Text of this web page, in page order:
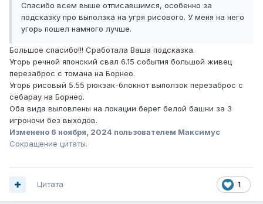
Спасибо всем выше отписавшимся, особенно за
подсказку про выползка на угря рисового. У меня на него
угорь пошел намного лучше.
Большое спасибо!!! Сработала Ваша подсказка.
Угорь речной японский свал 6.15 события большой живец
перезаброс с томана на Борнео.
Угорь рисовый 5.55 рюкзак-блокнот выползок перезаброс с
себарау на Борнео.
Оба вида выловлены на локации берег белой башни за 3
игроночи без выходов.
Изменено 6 ноября, 2024 пользователем Максимус
Сокращение цитаты.
1
Цитата